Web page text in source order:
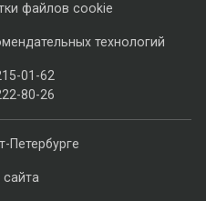
Петербурге
сайта
файлов cookie
технологий
01-62
80-26